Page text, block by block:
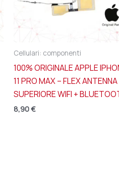
Cellulari: componenti
100% ORIGINALE APPLE
11 PRO MAX – FLEX ANTENNA
SUPERIORE WIFI +
8,90€